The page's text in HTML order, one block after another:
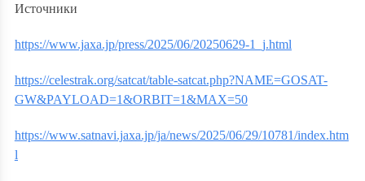
Источники
https://www.jaxa.jp/press/2025/06/20250629-1_j.html
https://celestrak.org/satcat/table-satcat.php?NAME=GOSAT-
GW&PAYLOAD=1&ORBIT=1&MAX=50
https://www.satnavi.jaxa.jp/ja/news/2025/06/29/10781/index.htm
l